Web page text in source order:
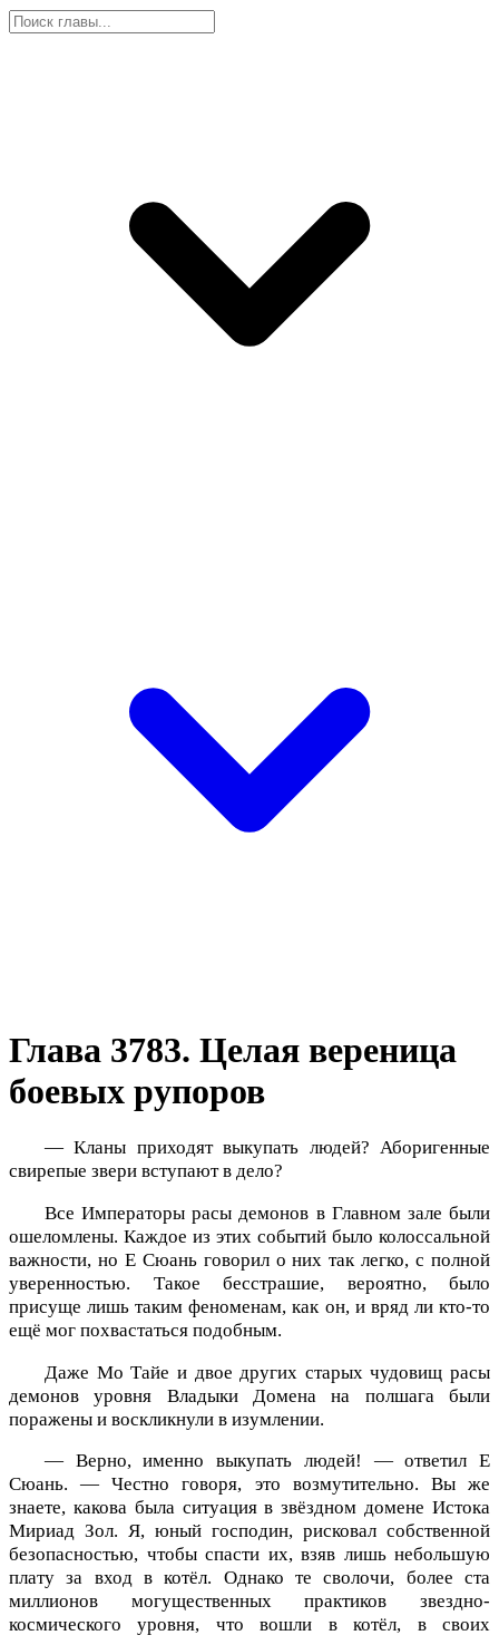
Глава 3783. Целая вереница
боевых рупоров
— Кланы приходят выкупать людей? Аборигенные
свирепые звери вступают в дело?
Все Императоры расы демонов в Главном зале были
ошеломлены. Каждое из этих событий было колоссальной
важности, но Е Сюань говорил о них так легко, с полной
уверенностью. Такое бесстрашие, вероятно, было
присуще лишь таким феноменам, как он, и вряд ли кто-то
ещё мог похвастаться подобным.
Даже Мо Тайе и двое других старых чудовищ расы
демонов уровня Владыки Домена на полшага были
поражены и воскликнули в изумлении.
— Верно, именно выкупать людей! — ответил Е
Сюань. — Честно говоря, это возмутительно. Вы же
знаете, какова была ситуация в звёздном домене Истока
Мириад Зол. Я, юный господин, рисковал собственной
безопасностью, чтобы спасти их, взяв лишь небольшую
плату за вход в котёл. Однако те сволочи, более ста
миллионов могущественных практиков звездно-
космического уровня, что вошли в котёл, в своих